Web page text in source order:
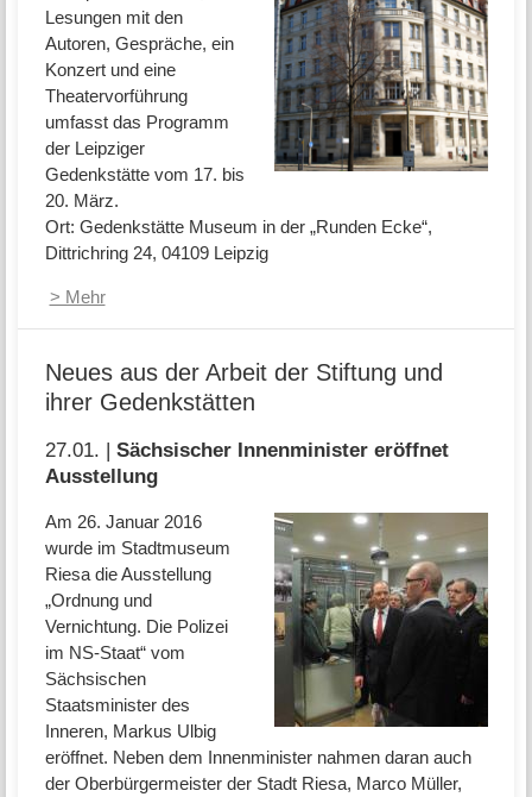
Lesungen mit den
Autoren, Gespräche, ein
Konzert und eine
Theatervorführung
umfasst das Programm
der Leipziger
Gedenkstätte vom 17. bis
20. März.
Ort: Gedenkstätte Museum in der „Runden Ecke“,
Dittrichring 24, 04109 Leipzig
> Mehr
Neues aus der Arbeit der Stiftung und
ihrer Gedenkstätten
27.01. | Sächsischer Innenminister eröffnet
Ausstellung
Am 26. Januar 2016
wurde im Stadtmuseum
Riesa die Ausstellung
„Ordnung und
Vernichtung. Die Polizei
im NS-Staat“ vom
Sächsischen
Staatsminister des
Inneren, Markus Ulbig
eröffnet. Neben dem Innenminister nahmen daran auch
der Oberbürgermeister der Stadt Riesa, Marco Müller,